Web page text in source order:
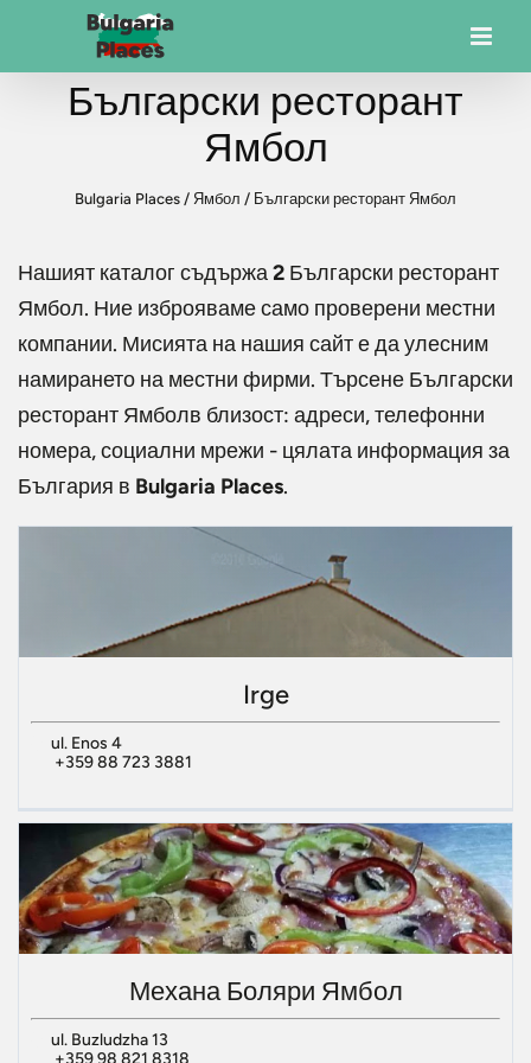
Български ресторант
Ямбол
Bulgaria Places / Ямбол / Български ресторант Ямбол
Нашият каталог съдържа2 Български ресторант
Ямбол. Ние изброяваме само проверени местни
компании. Мисията на нашия сайт е да улесним
намирането на местни фирми. Търсене Български
ресторант Ямболв близост: адреси, телефонни
номера, социални мрежи - цялата информация за
България в Bulgaria Places.
Irge
ul. Enos 4
+359 88 723 3881
Механа Боляри Ямбол
ul. Buzludzha 13
+359 98 821 8318